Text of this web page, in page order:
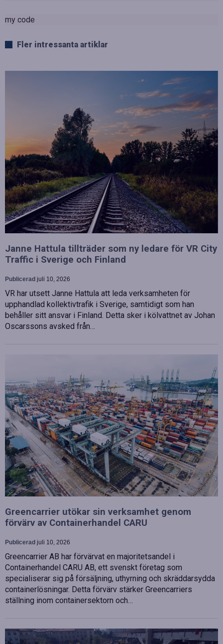
my code
Fler intressanta artiklar
Janne Hattula tillträder som ny ledare för VR City
Traffic i Sverige och Finland
Publicerad juli 10, 2026
VR har utsett Janne Hattula att leda verksamheten för
upphandlad kollektivtrafik i Sverige, samtidigt som han
behåller sitt ansvar i Finland. Detta sker i kölvattnet av Johan
Oscarssons avsked från…
Greencarrier utökar sin verksamhet genom
förvärv av Containerhandel CARU
Publicerad juli 10, 2026
Greencarrier AB har förvärvat en majoritetsandel i
Containerhandel CARU AB, ett svenskt företag som
specialiserar sig på försäljning, uthyrning och skräddarsydda
containerlösningar. Detta förvärv stärker Greencarriers
ställning inom containersektorn och…